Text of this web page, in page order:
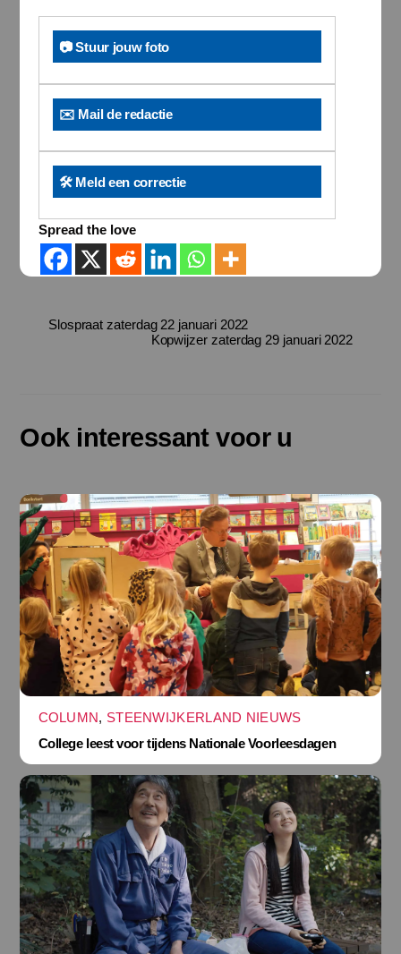
📷 Stuur jouw foto
✉️ Mail de redactie
🛠️ Meld een correctie
Spread the love
Slospraat zaterdag 22 januari 2022
Kopwijzer zaterdag 29 januari 2022
Ook interessant voor u
COLUMN, STEENWIJKERLAND NIEUWS
College leest voor tijdens Nationale Voorleesdagen